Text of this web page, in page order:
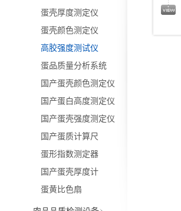
蛋壳厚度测定仪
蛋壳颜色测定仪
高胶强度测试仪
蛋品质量分析系统
国产蛋壳颜色测定仪
国产蛋白高度测定仪
国产蛋壳强度测定仪
国产蛋质计算尺
蛋形指数测定器
国产蛋壳厚度计
蛋黄比色扇